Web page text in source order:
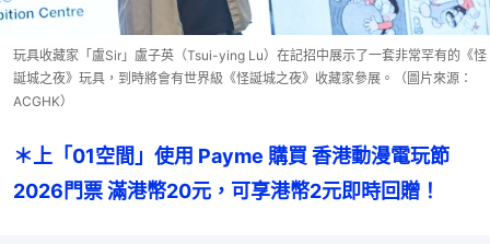
玩具收藏家「盧Sir」盧子英（Tsui-ying Lu）在記招中展示了一套非常罕有的《怪
誕城之夜》玩具，到時將會有世界級《怪誕城之夜》收藏家參展。（圖片來源：
ACGHK）
＊上「01空間」使用 Payme 購買 香港動漫電玩節
2026門票 滿港幣20元，可享港幣2元即時回贈！